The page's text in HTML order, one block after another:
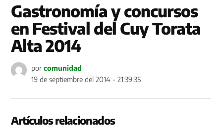
Gastronomía y concursos
en Festival del Cuy Torata
Alta 2014
por comunidad
19 de septiembre del 2014 - 21:39:35
Artículos relacionados